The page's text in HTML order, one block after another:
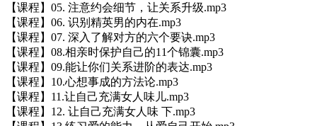
【课程】05. 注意约会细节，让关系升级.mp3
【课程】06. 识别精英男的内在.mp3
【课程】07. 深入了解对方的六个要诀.mp3
【课程】08.相亲时保护自己的11个锦囊.mp3
【课程】09.能让你们关系进阶的表达.mp3
【课程】10.心想事成的方法论.mp3
【课程】11.让自己充满女人味儿.mp3
【课程】12. 让自己充满女人味 下.mp3